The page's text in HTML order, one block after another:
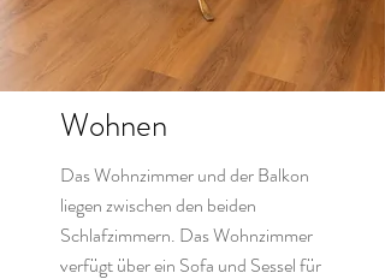
Wohnen
Das Wohnzimmer und der Balkon
liegen zwischen den beiden
Schlafzimmern. Das Wohnzimmer
verfügt über ein Sofa und Sessel für